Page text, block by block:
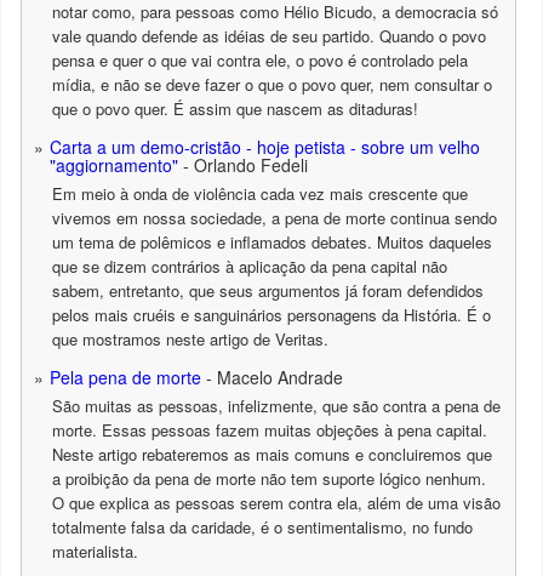
notar como, para pessoas como Hélio Bicudo, a democracia só
vale quando defende as idéias de seu partido. Quando o povo
pensa e quer o que vai contra ele, o povo é controlado pela
mídia, e não se deve fazer o que o povo quer, nem consultar o
que o povo quer. É assim que nascem as ditaduras!
Carta a um demo-cristão - hoje petista - sobre um velho
"aggiornamento" - Orlando Fedeli
Em meio à onda de violência cada vez mais crescente que
vivemos em nossa sociedade, a pena de morte continua sendo
um tema de polêmicos e inflamados debates. Muitos daqueles
que se dizem contrários à aplicação da pena capital não
sabem, entretanto, que seus argumentos já foram defendidos
pelos mais cruéis e sanguinários personagens da História. É o
que mostramos neste artigo de Veritas.
Pela pena de morte - Macelo Andrade
São muitas as pessoas, infelizmente, que são contra a pena de
morte. Essas pessoas fazem muitas objeções à pena capital.
Neste artigo rebateremos as mais comuns e concluiremos que
a proibição da pena de morte não tem suporte lógico nenhum.
O que explica as pessoas serem contra ela, além de uma visão
totalmente falsa da caridade, é o sentimentalismo, no fundo
materialista.